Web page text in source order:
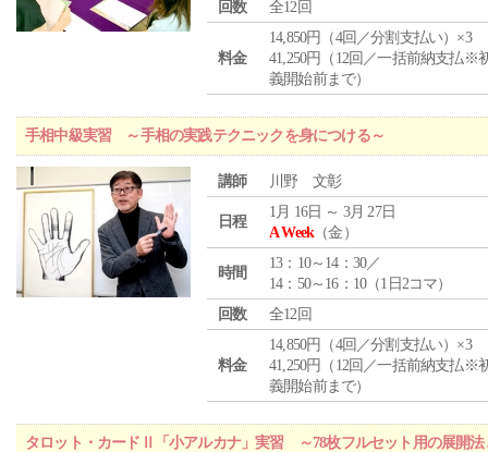
回数
全12回
料金
14,850円（4回／分割支払い）×3
41,250円（12回／一括前納支払※
義開始前まで）
手相中級実習 ～手相の実践テクニックを身につける～
講師 川野 文彰
日程
1月 16日 ～ 3月 27日
A Week（金）
時間
13：10～14：30／
14：50～16：10（1日2コマ）
回数
全12回
料金
14,850円（4回／分割支払い）×3
41,250円（12回／一括前納支払※
義開始前まで）
タロット・カードⅡ「小アルカナ」実習 ～78枚フルセット用の展開法